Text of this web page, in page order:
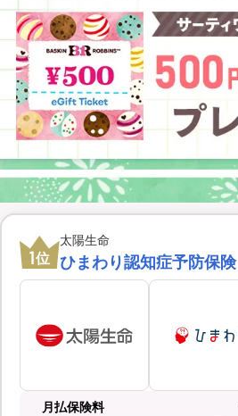
1位
太陽生命
ひまわり認知症予防保険
月払保険料